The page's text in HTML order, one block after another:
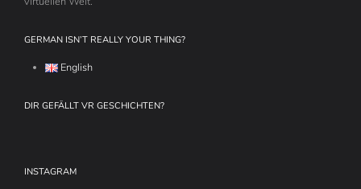
GERMAN ISN’T REALLY YOUR THING?
English
DIR GEFÄLLT VR GESCHICHTEN?
INSTAGRAM